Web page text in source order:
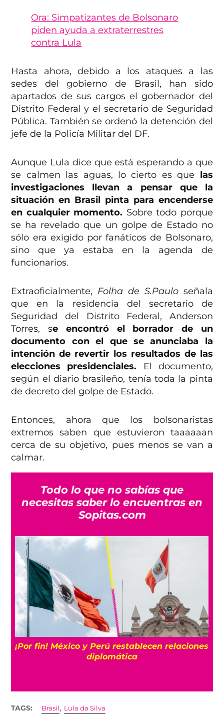
Ora: Simpatizantes de Bolsonaro
piden ayuda a extraterrestres
contra Lula
Hasta ahora, debido a los ataques a las
sedes del gobierno de Brasil, han sido
apartados de sus cargos el gobernador del
Distrito Federal y el secretario de Seguridad
Pública. También se ordenó la detención del
jefe de la Policía Militar del DF.
Aunque Lula dice que está esperando a que
se calmen las aguas, lo cierto es que las
investigaciones llevan a pensar que la
situación en Brasil pinta para encenderse
en cualquier momento. Sobre todo porque
se ha revelado que un golpe de Estado no
sólo era exigido por fanáticos de Bolsonaro,
sino que ya estaba en la agenda de
funcionarios.
Extraoficialmente, Folha de S.Pauloseñala
que en la residencia del secretario de
Seguridad del Distrito Federal, Anderson
Torres, se encontró el borrador de un
documento con el que se anunciaba la
intención de revertir los resultados de las
elecciones presidenciales.
El documento,
según el diario brasileño, tenía toda la pinta
de decreto del golpe de Estado.
Entonces, ahora que los bolsonaristas
extremos saben que estuvieron taaaaaan
cerca de su objetivo, pues menos se van a
calmar.
Todo lo que no sabías que
necesitas saber lo encuentras en
Sopitas.com
¡Por fin! México y Perú restablecen relaciones
diplomática
TAGS: Brasil , Lula da Silva